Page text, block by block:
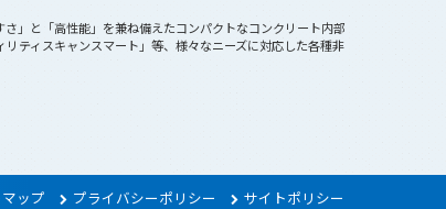
」と「高性能」を兼ね備えたコンパクトなコンクリート内部
ティスキャンスマート」等、様々なニーズに対応した各種非
ップ プライバシーポリシー サイトポリシー